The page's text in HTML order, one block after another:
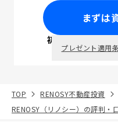
まずは
初回面談で
プレゼント適用
TOP RENOSY不動産投資
RENOSY（リノシー）の評判・